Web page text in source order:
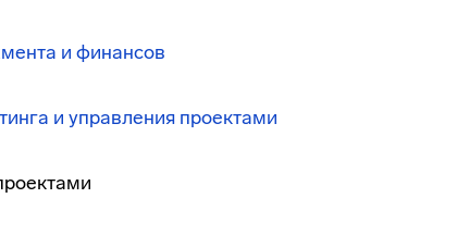
и финансов
и управления проектами